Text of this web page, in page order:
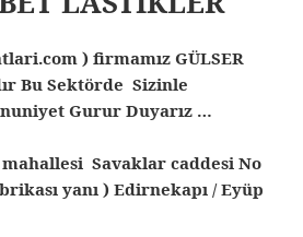
) firmamız GÜLSER
Bu Sektörde Sizinle
Gurur Duyarız …
Savaklar caddesi No
yanı ) Edirnekapı / Eyüp